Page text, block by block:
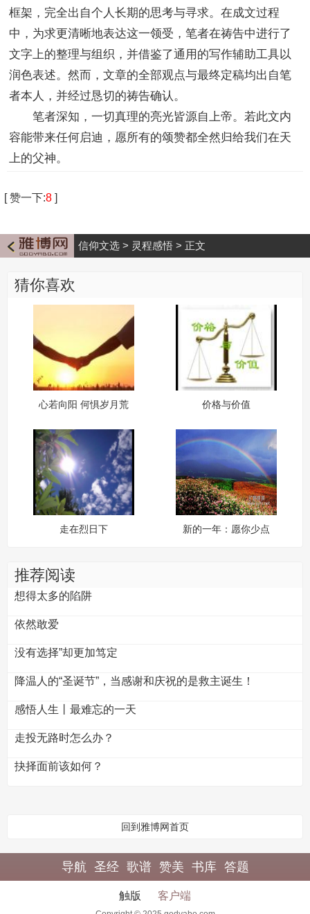
框架，完全出自个人长期的思考与寻求。在成文过程
中，为求更清晰地表达这一领受，笔者在祷告中进行了
文字上的整理与组织，并借鉴了通用的写作辅助工具以
润色表述。然而，文章的全部观点与最终定稿均出自笔
者本人，并经过恳切的祷告确认。
笔者深知，一切真理的亮光皆源自上帝。若此文内
容能带来任何启迪，愿所有的颂赞都全然归给我们在天
上的父神。
[赞一下:8 ]
信仰文选 > 灵程感悟 > 正文
猜你喜欢
心若向阳 何惧岁月荒
价格与价值
走在烈日下
新的一年：愿你少点
推荐阅读
想得太多的陷阱
依然敢爱
没有选择”却更加笃定
降温人的“圣诞节”，当感谢和庆祝的是救主诞生！
感悟人生丨最难忘的一天
走投无路时怎么办？
抉择面前该如何？
回到雅博网首页
导航 圣经 歌谱 赞美 书库 答题
触版 客户端